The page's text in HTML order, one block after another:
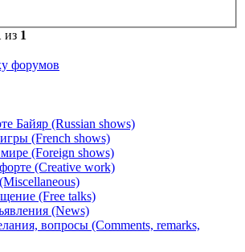
из 1
форумов
Байяр (Russian shows)
(French shows)
(Foreign shows)
(Creative work)
(Free talks)
(News)
вопросы (Comments, remarks,